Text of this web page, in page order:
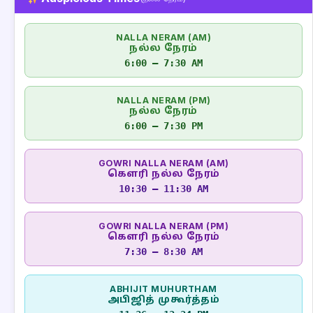
NALLA NERAM (AM)
நல்ல நேரம்
6:00 – 7:30 AM
NALLA NERAM (PM)
நல்ல நேரம்
6:00 – 7:30 PM
GOWRI NALLA NERAM (AM)
கௌரி நல்ல நேரம்
10:30 – 11:30 AM
GOWRI NALLA NERAM (PM)
கௌரி நல்ல நேரம்
7:30 – 8:30 AM
ABHIJIT MUHURTHAM
அபிஜித் முகூர்த்தம்